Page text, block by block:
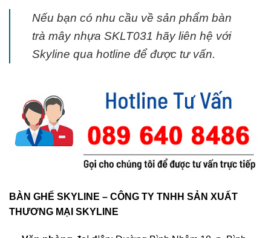
Nếu bạn có nhu cầu về sản phẩm bàn
trà mây nhựa SKLT031 hãy liên hệ với
Skyline qua hotline để được tư vấn.
BÀN GHẾ SKYLINE – CÔNG TY TNHH SẢN XUẤT
THƯƠNG MẠI SKYLINE